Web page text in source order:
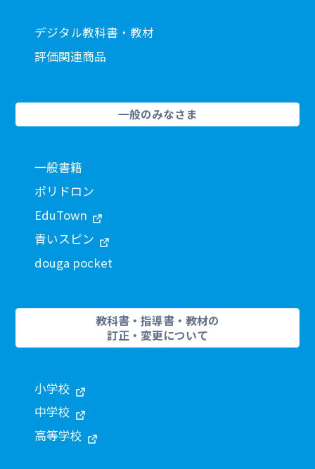
デジタル教科書・教材
評価関連商品
一般のみなさま
一般書籍
ポリドロン
EduTown
青いスピン
douga pocket
教科書・指導書・教材の
訂正・変更について
小学校
中学校
高等学校